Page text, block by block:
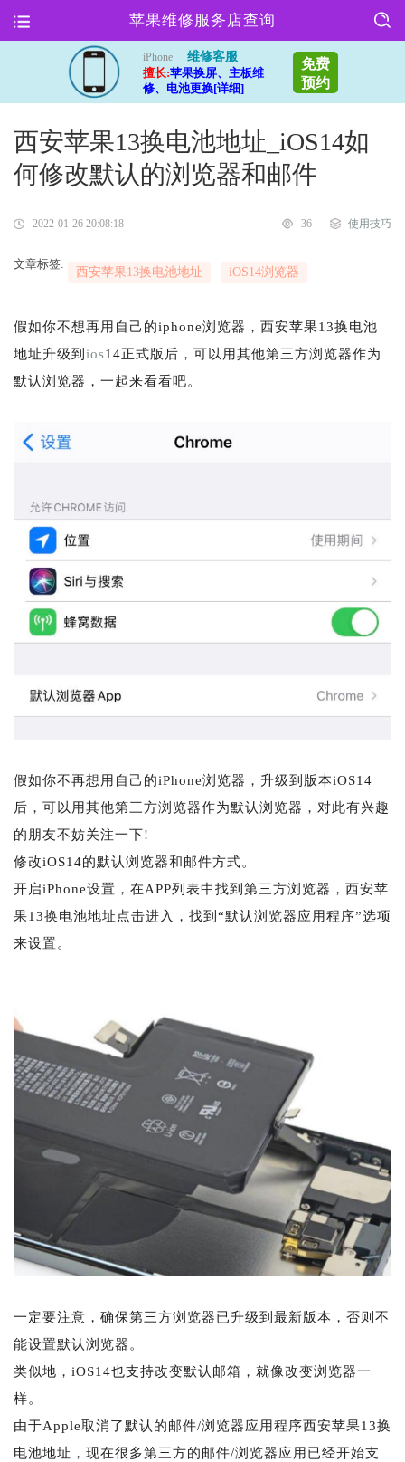
苹果维修服务店查询
iPhone
维修客服
擅长:苹果换屏、主板维
修、电池更换[详细]
免费
预约
西安苹果13换电池地址_iOS14如
何修改默认的浏览器和邮件
2022-01-26 20:08:18 36 使用技巧
文章标签:
西安苹果13换电池地址 iOS14浏览器
假如你不想再用自己的iphone浏览器，西安苹果13换电池
地址升级到 ios14正式版后，可以用其他第三方浏览器作为
默认浏览器，一起来看看吧。
假如你不再想用自己的iPhone浏览器，升级到版本iOS14
后，可以用其他第三方浏览器作为默认浏览器，对此有兴趣
的朋友不妨关注一下!
修改iOS14的默认浏览器和邮件方式。
开启iPhone设置，在APP列表中找到第三方浏览器，西安苹
果13换电池地址点击进入，找到“默认浏览器应用程序”选项
来设置。
一定要注意，确保第三方浏览器已升级到最新版本，否则不
能设置默认浏览器。
类似地，iOS14也支持改变默认邮箱，就像改变浏览器一
样。
由于Apple取消了默认的邮件/浏览器应用程序西安苹果13换
电池地址，现在很多第三方的邮件/浏览器应用已经开始支